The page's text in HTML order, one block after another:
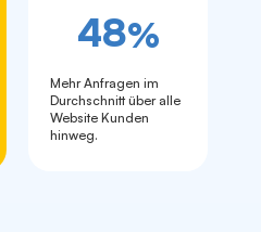
48%
Mehr Anfragen im
Durchschnitt über alle
Website Kunden
hinweg.